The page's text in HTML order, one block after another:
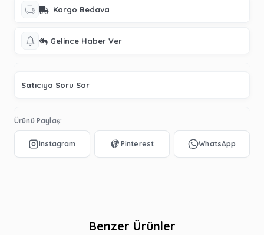
Kargo Bedava
Gelince Haber Ver
Satıcıya Soru Sor
Ürünü Paylaş:
Benzer Ürünler